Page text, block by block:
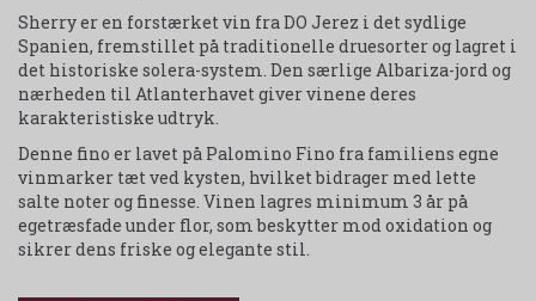
Sherry er en forstærket vin fra DO Jerez i det sydlige
Spanien, fremstillet på traditionelle druesorter og lagret i
det historiske solera-system. Den særlige Albariza-jord og
nærheden til Atlanterhavet giver vinene deres
karakteristiske udtryk.
Denne fino er lavet på Palomino Fino fra familiens egne
vinmarker tæt ved kysten, hvilket bidrager med lette
salte noter og finesse. Vinen lagres minimum 3 år på
egetræsfade under flor, som beskytter mod oxidation og
sikrer dens friske og elegante stil.